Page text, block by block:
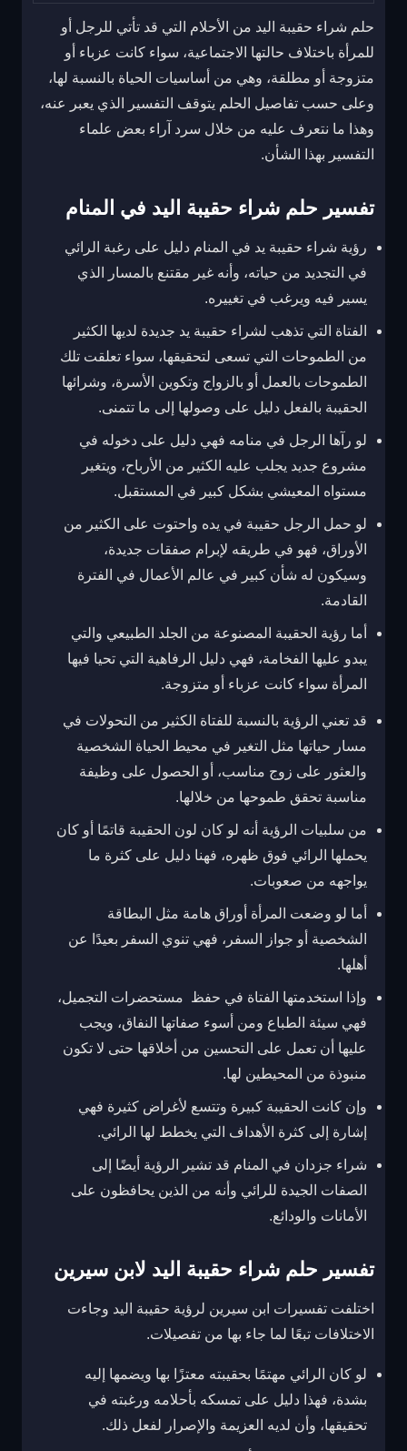
حلم شراء حقيبة اليد من الأحلام التي قد تأتي للرجل أو
للمرأة باختلاف حالتها الاجتماعية، سواء كانت عزباء أو
متزوجة أو مطلقة، وهي من أساسيات الحياة بالنسبة لها،
وعلى حسب تفاصيل الحلم يتوقف التفسير الذي يعبر عنه،
وهذا ما نتعرف عليه من خلال سرد آراء بعض علماء
التفسير بهذا الشأن.
تفسير حلم شراء حقيبة اليد في المنام
رؤية شراء حقيبة يد في المنام دليل على رغبة الرائي
في التجديد من حياته، وأنه غير مقتنع بالمسار الذي
يسير فيه ويرغب في تغييره.
الفتاة التي تذهب لشراء حقيبة يد جديدة لديها الكثير
من الطموحات التي تسعى لتحقيقها، سواء تعلقت تلك
الطموحات بالعمل أو بالزواج وتكوين الأسرة، وشرائها
الحقيبة بالفعل دليل على وصولها إلى ما تتمنى.
لو رآها الرجل في منامه فهي دليل على دخوله في
مشروع جديد يجلب عليه الكثير من الأرباح، ويتغير
مستواه المعيشي بشكل كبير في المستقبل.
لو حمل الرجل حقيبة في يده واحتوت على الكثير من
الأوراق، فهو في طريقه لإبرام صفقات جديدة،
وسيكون له شأن كبير في عالم الأعمال في الفترة
القادمة.
أما رؤية الحقيبة المصنوعة من الجلد الطبيعي والتي
يبدو عليها الفخامة، فهي دليل الرفاهية التي تحيا فيها
المرأة سواء كانت عزباء أو متزوجة.
قد تعني الرؤية بالنسبة للفتاة الكثير من التحولات في
مسار حياتها مثل التغير في محيط الحياة الشخصية
والعثور على زوج مناسب، أو الحصول على وظيفة
مناسبة تحقق طموحها من خلالها.
من سلبيات الرؤية أنه لو كان لون الحقيبة قاتمًا أو كان
يحملها الرائي فوق ظهره، فهنا دليل على كثرة ما
يواجهه من صعوبات.
أما لو وضعت المرأة أوراق هامة مثل البطاقة
الشخصية أو جواز السفر، فهي تنوي السفر بعيدًا عن
أهلها.
وإذا استخدمتها الفتاة في حفظ مستحضرات التجميل،
فهي سيئة الطباع ومن أسوء صفاتها النفاق، ويجب
عليها أن تعمل على التحسين من أخلاقها حتى لا تكون
منبوذة من المحيطين لها.
وإن كانت الحقيبة كبيرة وتتسع لأغراض كثيرة فهي
إشارة إلى كثرة الأهداف التي يخطط لها الرائي.
شراء جزدان في المنام قد تشير الرؤية أيضًا إلى
الصفات الجيدة للرائي وأنه من الذين يحافظون على
الأمانات والودائع.
تفسير حلم شراء حقيبة اليد لابن سيرين
اختلفت تفسيرات ابن سيرين لرؤية حقيبة اليد وجاءت
الاختلافات تبعًا لما جاء بها من تفصيلات.
لو كان الرائي مهتمًا بحقيبته معتزًا بها ويضمها إليه
بشدة، فهذا دليل على تمسكه بأحلامه ورغبته في
تحقيقها، وأن لديه العزيمة والإصرار لفعل ذلك.